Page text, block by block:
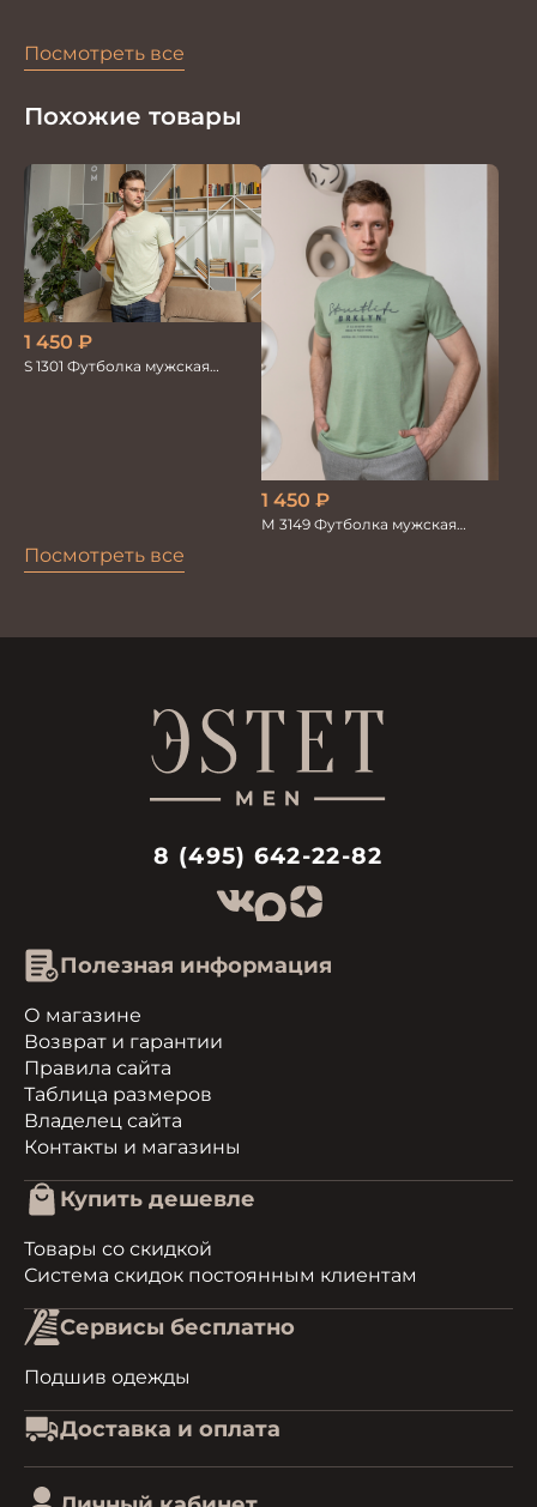
Посмотреть все
Похожие товары
Посмотреть все
1 450 ₽
S 1301 Футболка мужская
1 450 ₽
М 3149 Футболка мужская
8 (495) 642-22-82
Полезная информация
О магазине
Возврат и гарантии
Правила сайта
Таблица размеров
Владелец сайта
Контакты и магазины
Купить дешевле
Товары со скидкой
Система скидок постоянным клиентам
Сервисы бесплатно
Подшив одежды
Доставка и оплата